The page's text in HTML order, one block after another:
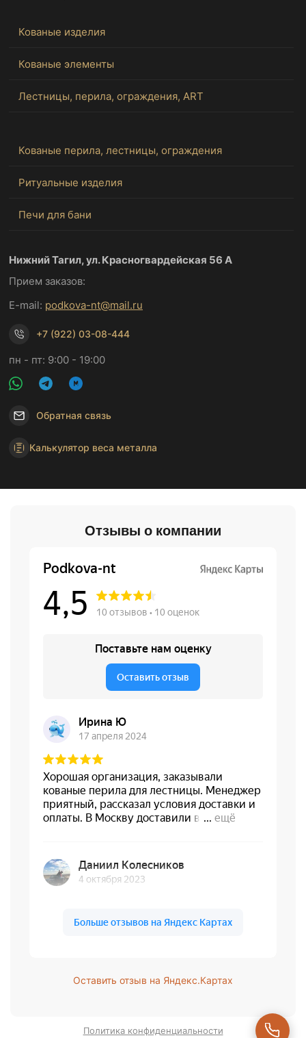
Кованые изделия
Кованые элементы
Лестницы, перила, ограждения, ART
Кованые перила, лестницы, ограждения
Ритуальные изделия
Печи для бани
Нижний Тагил, ул. Красногвардейская 56 А
Прием заказов:
E-mail: podkova-nt@mail.ru
+7 (922) 03-08-444
пн - пт: 9:00 - 19:00
Обратная связь
Калькулятор веса металла
Отзывы о компании
Оставить отзыв на Яндекс.Картах
Политика конфиденциальности